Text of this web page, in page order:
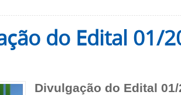
do Edital 01/
Divulgação do Edital